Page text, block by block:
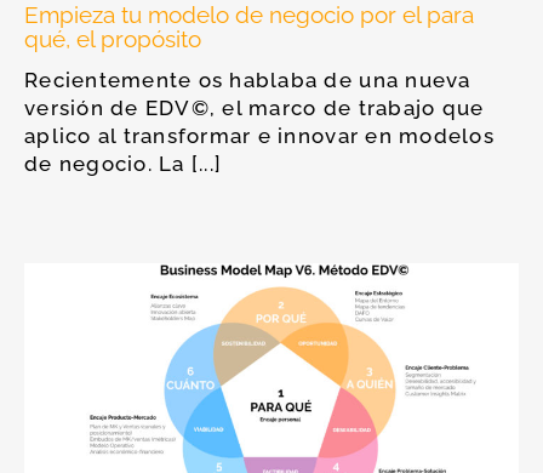
Empieza tu modelo de negocio por el para
qué, el propósito
Recientemente os hablaba de una nueva
versión de EDV©, el marco de trabajo que
aplico al transformar e innovar en modelos
de negocio. La [...]